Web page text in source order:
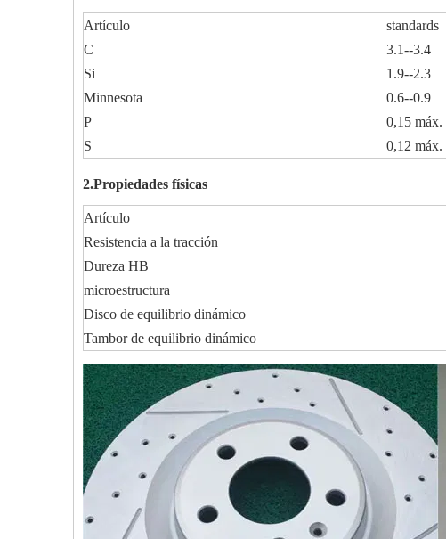
Artículo standards
C
3.1--3.4
Si
1.9--2.3
Minnesota
0.6--0.9
P
0,15 máx.
S
0,12 máx.
2.Propiedades físicas
Artículo
Resistencia a la tracción
Dureza HB
microestructura
Disco de equilibrio dinámico
Tambor de equilibrio dinámico